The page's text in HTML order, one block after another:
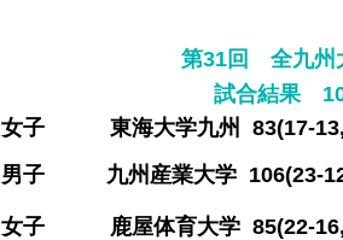
第31回 全九州
試合結果 10
女子 東海大学九州 83(17-
​男子 九州産業大学 106(23-
女子 鹿屋体育大学 85(22-